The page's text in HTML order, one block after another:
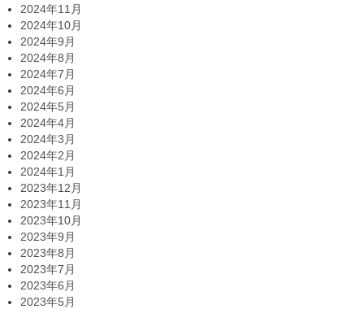
2024年11月
2024年10月
2024年9月
2024年8月
2024年7月
2024年6月
2024年5月
2024年4月
2024年3月
2024年2月
2024年1月
2023年12月
2023年11月
2023年10月
2023年9月
2023年8月
2023年7月
2023年6月
2023年5月